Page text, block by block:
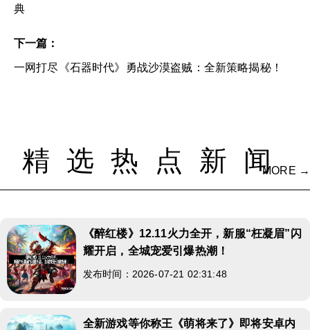
典
下一篇：
一网打尽《石器时代》勇战沙漠盗贼：全新策略揭秘！
精选热点新闻
MORE →
《醉红楼》12.11火力全开，新服“枉凝眉”闪
耀开启，全城宠爱引爆热潮！
发布时间：2026-07-21 02:31:48
全新游戏等你称王《萌将来了》即将安卓内